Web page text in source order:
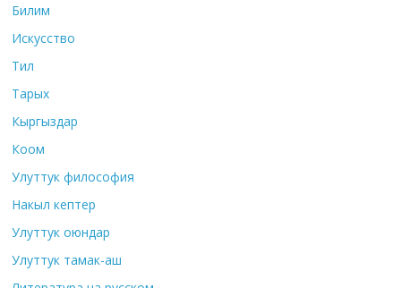
Билим
Искусство
Тил
Тарых
Кыргыздар
Коом
Улуттук философия
Накыл кептер
Улуттук оюндар
Улуттук тамак-аш